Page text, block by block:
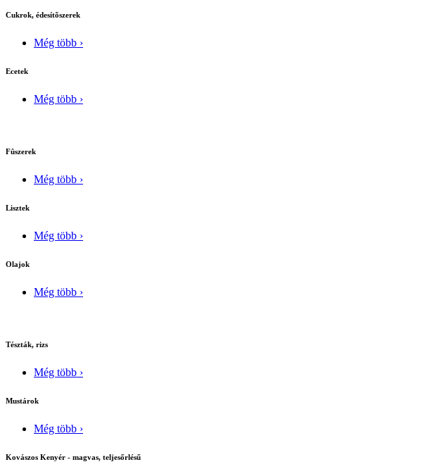
Cukrok, édesítõszerek
Még több ›
Ecetek
Még több ›
Fûszerek
Még több ›
Lisztek
Még több ›
Olajok
Még több ›
Tészták, rizs
Még több ›
Mustárok
Még több ›
Kovászos Kenyér - magvas, teljesőrlésű